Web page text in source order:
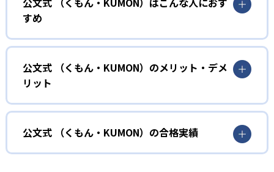
KUMONでは、年齢や学年にとらわれずに、一人ひとりの学
力に応じたレベルから学習を始めている。
確実に100点が取れるレベルから少しずつ難易度を上げてい
しさを経験できる。
ルステップで進んでいけるよう工夫されている。このスタ
イルは子どもの学習意欲をかき立てるため、教えてもらう
という受け身の姿勢ではなく、自ら進んで学ぶ姿勢を身に
すめ
幼児
小学校に入る準備をしたい幼児向け
KUMONでは細かいステップに分かれた教材で、わかる楽し
さを経験しながら無理なく力を高めていける。
性格や学習への取り組み姿勢に合わせて内容も調整するた
め、小学校に入ってもつまずきにくい学力を身につけられ
るだろう。
公文式 （くもん・KUMON）のメリット・デメ
リット
どんなメリットがある？
KUMONでは自学自習スタイルで勉強するため、集中力や目
標に向かって頑張りやり抜く力を育むことができる。ま
た、年齢や学年にとらわれずに自分の学力に相応したレベ
公文式 （くもん・KUMON）の合格実績